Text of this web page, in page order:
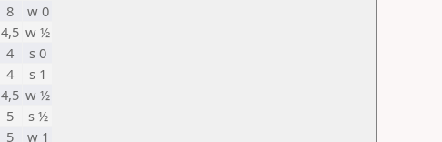
8
w 0
4,5 w ½
4
s 0
4
s 1
4,5 w ½
5
s ½
5
w 1